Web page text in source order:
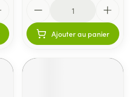
Ajouter au panier